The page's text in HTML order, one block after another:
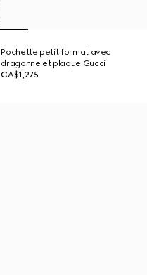
Pochette petit format avec
dragonne et plaque Gucci
CA$1,275